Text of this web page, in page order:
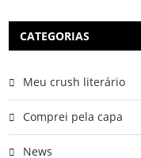
CATEGORIAS
Meu crush literário
Comprei pela capa
News